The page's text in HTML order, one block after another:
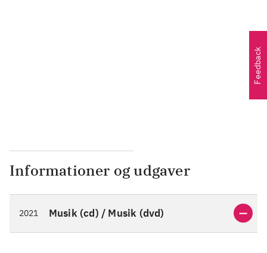
Informationer og udgaver
2021 Musik (cd) / Musik (dvd)
Feedback